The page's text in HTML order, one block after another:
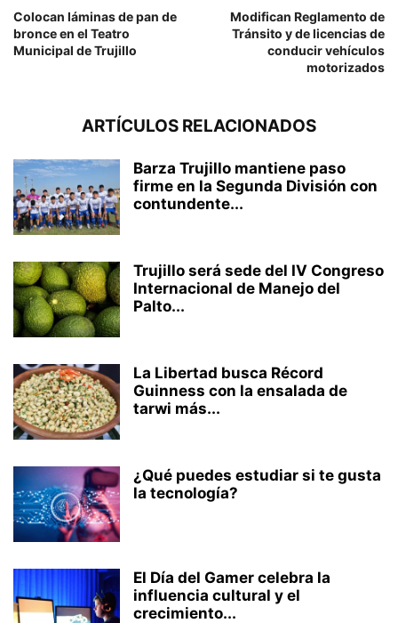
Colocan láminas de pan de
bronce en el Teatro
Municipal de Trujillo
Modifican Reglamento de
Tránsito y de licencias de
conducir vehículos
motorizados
ARTÍCULOS RELACIONADOS
Barza Trujillo mantiene paso
firme en la Segunda División con
contundente...
Trujillo será sede del IV Congreso
Internacional de Manejo del
Palto...
La Libertad busca Récord
Guinness con la ensalada de
tarwi más...
¿Qué puedes estudiar si te gusta
la tecnología?
El Día del Gamer celebra la
influencia cultural y el
crecimiento...